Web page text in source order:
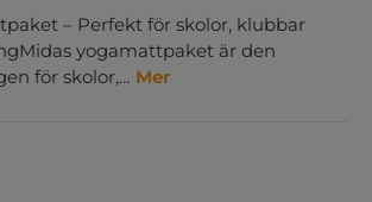
– Perfekt för skolor, klubbar
yogamattpaket är den
för skolor,… Mer